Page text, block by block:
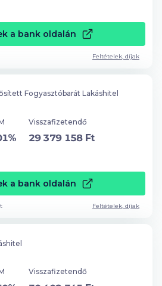
a bank oldalán
Feltételek, díjak
Fogyasztóbarát Lakáshitel
Visszafizetendő
29 379 158 Ft
a bank oldalán
Feltételek, díjak
Visszafizetendő